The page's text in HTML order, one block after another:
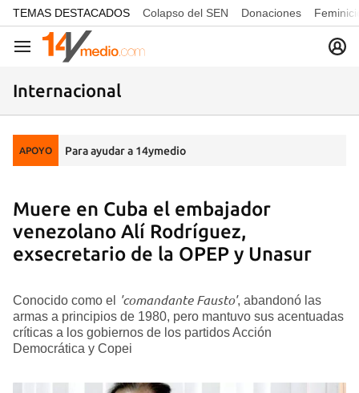
common.go-to-content
TEMAS DESTACADOS Colapso del SEN Donaciones
Navegación
Internacional
APOYO Para ayudar a 14ymedio
Muere en Cuba el embajador
venezolano Alí Rodríguez,
exsecretario de la OPEP y Unasur
Conocido como el 'comandante Fausto', abandonó las
armas a principios de 1980, pero mantuvo sus acentuadas
críticas a los gobiernos de los partidos Acción
Democrática y Copei